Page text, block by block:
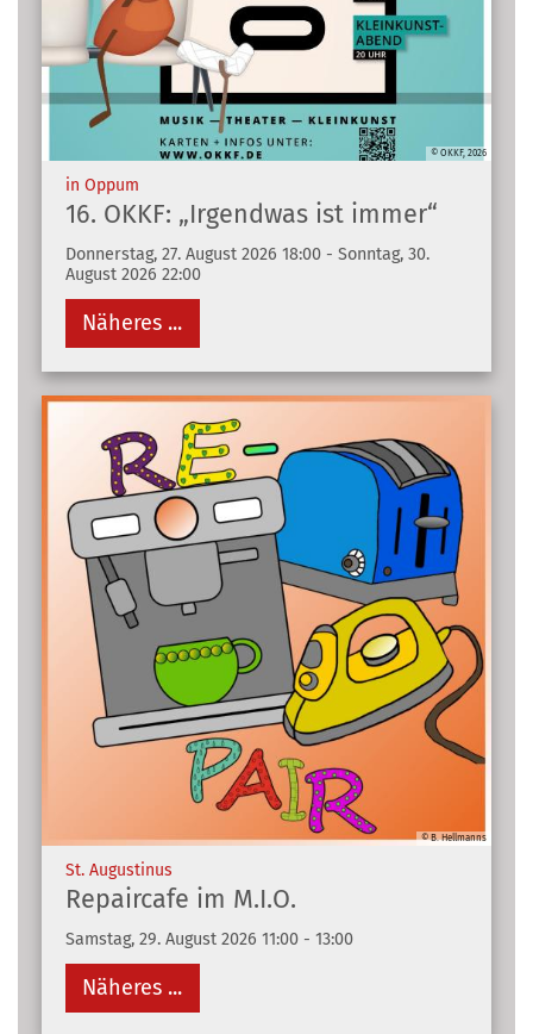
© OKKF, 2026
in Oppum
16. OKKF: „Irgendwas ist immer“
Donnerstag, 27. August 2026 18:00 - Sonntag, 30.
August 2026 22:00
Näheres ...
© B. Hellmanns
St. Augustinus
Repaircafe im M.I.O.
Samstag, 29. August 2026 11:00 - 13:00
Näheres ...